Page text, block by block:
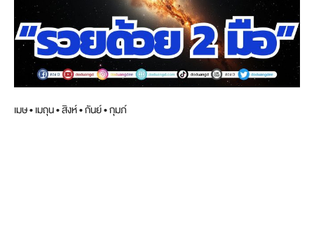
เมษ • เมถุน • สิงห์ • กันย์ • กุมภ์